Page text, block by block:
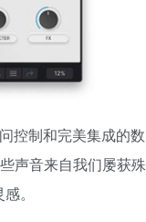
控制和完美集成的数
声音来自我们屡获殊
。